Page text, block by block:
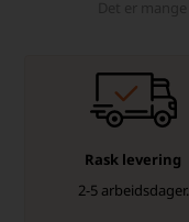
Rask levering
2-5 arbeidsdager.